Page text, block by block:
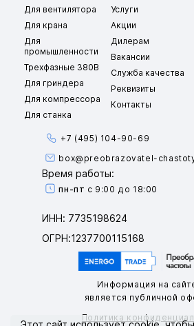
Для вентилятора
Для крана
Для
промышленности
Трехфазные 380В
Для гриндера
Для компрессора
Для станка
Услуги
Акции
Дилерам
Вакансии
Служба качества
Реквизиты
Контакты
+7 (495) 104-90-69
box@preobrazovatel-
Время работы:
пн-пт с 9:00 до 18:00
ИНН: 7735198624
ОГРН:1237700115168
Информация на
является публичной
Политика